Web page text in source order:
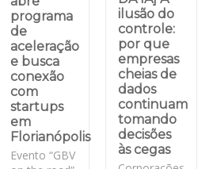
programa
de
aceleração
e busca
conexão
com
startups
em
Florianópolis
Evento “GBV
ilusão do
controle:
por que
empresas
cheias de
dados
continuam
tomando
decisões
às cegas